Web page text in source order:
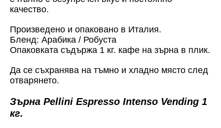
качество.
Произведено и опаковано в Италия.
Бленд: Арабика / Робуста
Опаковката съдържа 1 кг. кафе на зърна в плик.
Да се съхранява на тъмно и хладно място след
отварянето.
Зърна Pellini Espresso Intenso Vending 1
кг.